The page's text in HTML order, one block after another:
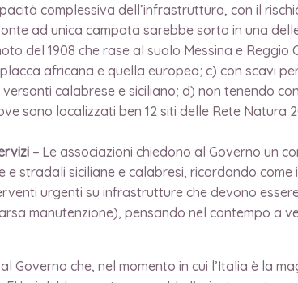
complessiva dell’infrastruttura, con il
ad unica campata sarebbe sorto in una
del 1908 che rase al suolo Messina e Reggio
africana e quella europea; c) con scavi
calabrese e siciliano; d) non tenendo
sono localizzati ben 12 siti delle Rete Natura
– Le associazioni chiedono al Governo un
stradali siciliane e calabresi, ricordando
urgenti su infrastrutture che devono
manutenzione), pensando nel contempo a
che, nel momento in cui l’Italia è la